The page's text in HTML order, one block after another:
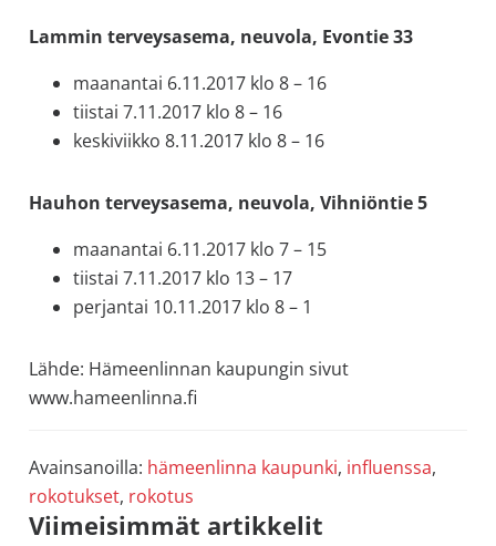
Lammin terveysasema, neuvola, Evontie 33
maanantai 6.11.2017 klo 8 – 16
tiistai 7.11.2017 klo 8 – 16
keskiviikko 8.11.2017 klo 8 – 16
Hauhon terveysasema, neuvola, Vihniöntie 5
maanantai 6.11.2017 klo 7 – 15
tiistai 7.11.2017 klo 13 – 17
perjantai 10.11.2017 klo 8 – 1
Lähde: Hämeenlinnan kaupungin sivut
www.hameenlinna.fi
Avainsanoilla: hämeenlinna kaupunki, influenssa,
rokotukset, rokotus
Ensisijainen
Viimeisimmät artikkelit